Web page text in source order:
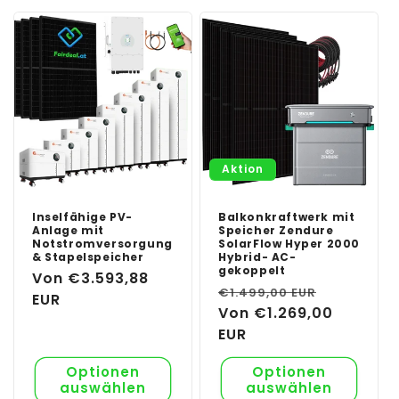
Inselfähige PV-
Anlage mit
Notstromversorgung
& Stapelspeicher
Normaler
Preis
Von €3.593,88
EUR
Optionen
auswählen
Aktion
Balkonkraftwerk mit
Speicher Zendure
SolarFlow Hyper 2000
Hybrid- AC-
gekoppelt
Normaler
Preis
€1.499,00 EUR
Von €1.269,00
EUR
Optionen
auswählen